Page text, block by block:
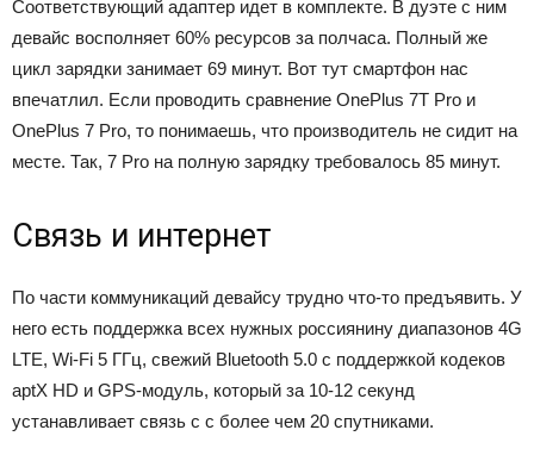
Соответствующий адаптер идет в комплекте. В дуэте с ним
девайс восполняет 60% ресурсов за полчаса. Полный же
цикл зарядки занимает 69 минут. Вот тут смартфон нас
впечатлил. Если проводить сравнение OnePlus 7T Pro и
OnePlus 7 Pro, то понимаешь, что производитель не сидит на
месте. Так, 7 Pro на полную зарядку требовалось 85 минут.
Связь и интернет
По части коммуникаций девайсу трудно что-то предъявить. У
него есть поддержка всех нужных россиянину диапазонов 4G
LTE, Wi-Fi 5 ГГц, свежий Bluetooth 5.0 с поддержкой кодеков
aptX HD и GPS-модуль, который за 10-12 секунд
устанавливает связь с с более чем 20 спутниками.